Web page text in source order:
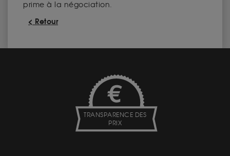
prime à la négociation.
< Retour
TRANSPARENCE DES
PRIX